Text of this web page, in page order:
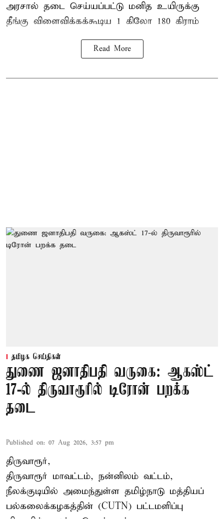
அரசால் தடை செய்யப்பட்டு மனித உயிருக்கு
தீங்கு விளைவிக்கக்கூடிய 1 கிலோ 180 கிராம்
Read More
தமிழக செய்திகள்
துணை ஜனாதிபதி வருகை: ஆகஸ்ட்
17-ல் திருவாரூரில் டிரோன் பறக்க
தடை
Published on: 07 Aug 2026, 3:57 pm
திருவாரூர்,
திருவாரூர் மாவட்டம், நன்னிலம் வட்டம்,
நீலக்குடியில் அமைந்துள்ள தமிழ்நாடு மத்தியப்
பல்கலைக்கழகத்தின் (CUTN) பட்டமளிப்பு